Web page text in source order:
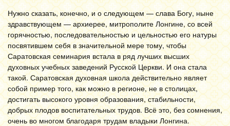
Нужно сказать, конечно, и о следующем — слава Богу, ныне
здравствующем — архиерее, митрополите Лонгине, со всей
горячностью, последовательностью и цельностью его натуры
посвятившем себя в значительной мере тому, чтобы
Саратовская семинария встала в ряд лучших высших
духовных учебных заведений Русской Церкви. И она стала
такой. Саратовская духовная школа действительно являет
собой пример того, как можно в регионе, не в столицах,
достигать высокого уровня образования, стабильности,
добрых плодов воспитательных трудов. Всё это, без сомнения,
очень во многом благодаря трудам владыки Лонгина.